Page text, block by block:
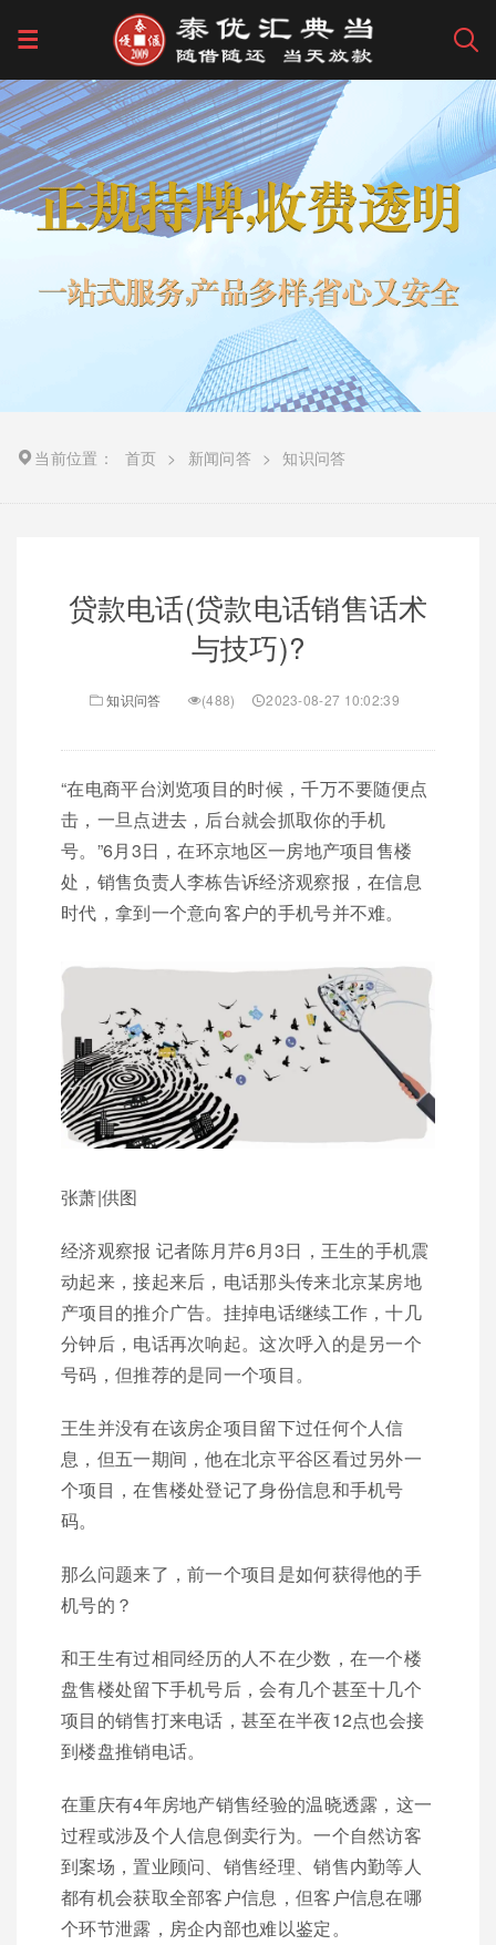
当前位置： 首页 > 新闻问答 > 知识问答
贷款电话(贷款电话销售话术
与技巧)?
知识问答 (488) 2023-08-27 10:02:39
“在电商平台浏览项目的时候，千万不要随便点
击，一旦点进去，后台就会抓取你的手机
号。”6月3日，在环京地区一房地产项目售楼
处，销售负责人李栋告诉经济观察报，在信息
时代，拿到一个意向客户的手机号并不难。
张萧|供图
经济观察报 记者陈月芹6月3日，王生的手机震
动起来，接起来后，电话那头传来北京某房地
产项目的推介广告。挂掉电话继续工作，十几
分钟后，电话再次响起。这次呼入的是另一个
号码，但推荐的是同一个项目。
王生并没有在该房企项目留下过任何个人信
息，但五一期间，他在北京平谷区看过另外一
个项目，在售楼处登记了身份信息和手机号
码。
那么问题来了，前一个项目是如何获得他的手
机号的？
和王生有过相同经历的人不在少数，在一个楼
盘售楼处留下手机号后，会有几个甚至十几个
项目的销售打来电话，甚至在半夜12点也会接
到楼盘推销电话。
在重庆有4年房地产销售经验的温晓透露，这一
过程或涉及个人信息倒卖行为。一个自然访客
到案场，置业顾问、销售经理、销售内勤等人
都有机会获取全部客户信息，但客户信息在哪
个环节泄露，房企内部也难以鉴定。